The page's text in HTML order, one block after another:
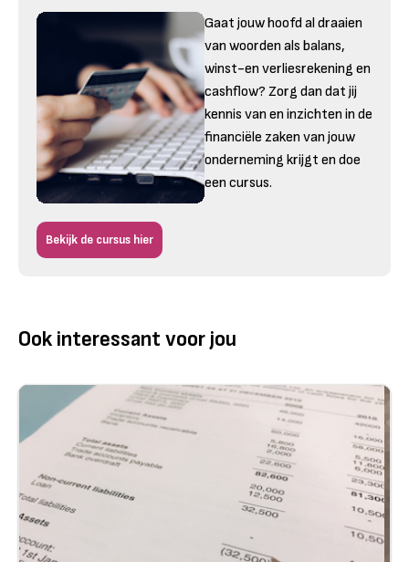
Gaat jouw hoofd al draaien
van woorden als balans,
winst-en verliesrekening en
cashflow? Zorg dan dat jij
kennis van en inzichten in de
financiële zaken van jouw
onderneming krijgt en doe
een cursus.
Bekijk de cursus hier
Ook interessant voor jou